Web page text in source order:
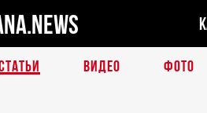
ВИДЕО ФОТО